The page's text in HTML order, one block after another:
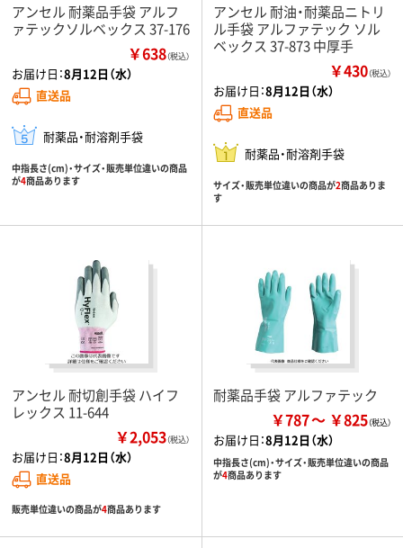
アンセル 耐薬品手袋 アルフ
ァテックソルベックス 37-176
￥638（税込）
お届け日：8月12日（水）
直送品
耐薬品・耐溶剤手袋
中指長さ(cm)・サイズ・販売単位違いの商品
が4商品あります
アンセル 耐油・耐薬品ニトリ
ル手袋 アルファテック ソル
ベックス 37-873 中厚手
￥430（税込）
お届け日：8月12日（水）
直送品
耐薬品・耐溶剤手袋
サイズ・販売単位違いの商品が2商品ありま
す
アンセル 耐切創手袋 ハイフ
レックス 11-644
￥2,053（税込）
お届け日：8月12日（水）
直送品
販売単位違いの商品が4商品あります
耐薬品手袋 アルファテック
￥787 ￥825
お届け日：8月12日（水）
中指長さ(cm)・サイズ・販売単位違いの商品
が4商品あります